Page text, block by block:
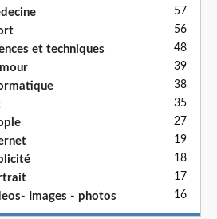
57
56
et techniques 48
39
38
35
27
19
18
17
Images - photos 16